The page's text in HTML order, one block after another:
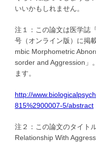
いいかもしれません。
注１：この論文は医学誌
号（オンライン版）に掲
mbic Morphometric
sorder and Aggression」
ます。
http://
815%2900007-5/abstract
注２：この論文のタイト
Relationship With